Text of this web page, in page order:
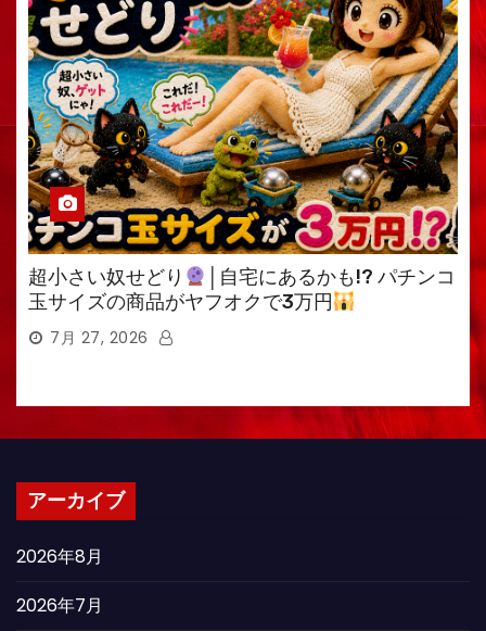
超小さい奴せどり
│自宅にあるかも!? パチンコ
玉サイズの商品がヤフオクで3万円
7月 27, 2026
アーカイブ
2026年8月
2026年7月